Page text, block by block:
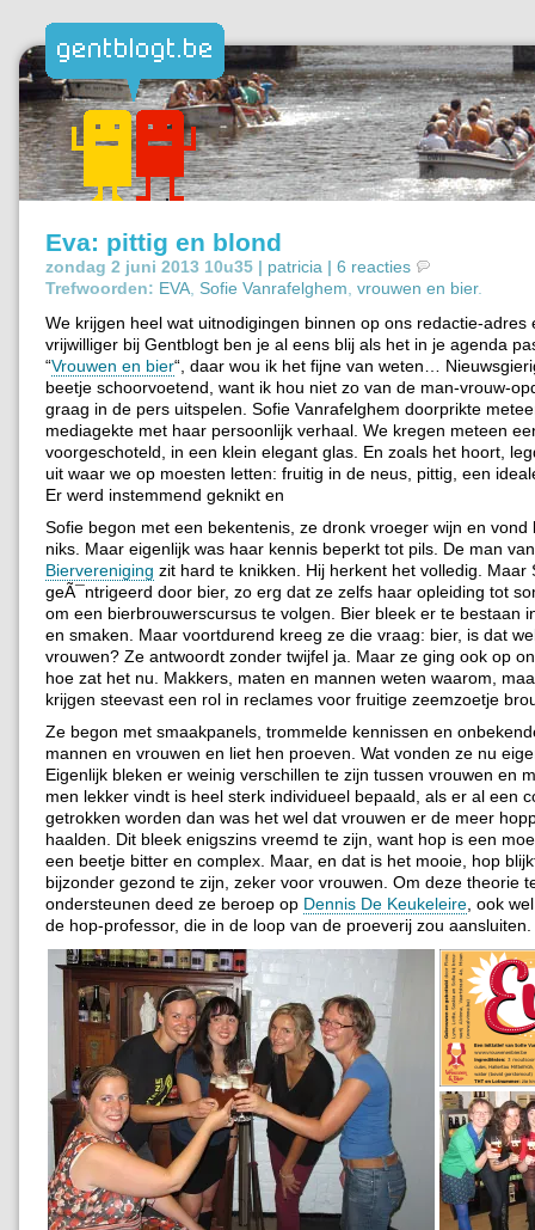
Eva: pittig en blond
zondag 2 juni 2013 10u35 | patricia | 6 reacties
Trefwoorden: EVA Sofie Vanrafelghem vrouwen en bier.
We krijgen heel wat uitnodigingen binnen op ons redactie-adres
vrijwilliger bij Gentblogt ben je al eens blij als het in je agenda
“Vrouwen en bier“, daar wou ik het fijne van weten…
beetje schoorvoetend, want ik hou niet zo van de man-vrouw-
graag in de pers uitspelen. Sofie Vanrafelghem doorprikte
mediagekte met haar persoonlijk verhaal. We kregen meteen
voorgeschoteld, in een klein elegant glas. En zoals het hoort,
uit waar we op moesten letten: fruitig in de neus, pittig, een
Er werd instemmend geknikt en
Sofie begon met een bekentenis, ze dronk vroeger wijn en vond
niks. Maar eigenlijk was haar kennis beperkt tot pils. De man
Biervereniging zit hard te knikken. Hij herkent het volledig. Maar
geÃ¯ntrigeerd door bier, zo erg dat ze zelfs haar opleiding tot
om een bierbrouwerscursus te volgen. Bier bleek er te bestaan
en smaken. Maar voortdurend kreeg ze die vraag: bier, is dat
vrouwen? Ze antwoordt zonder twijfel ja. Maar ze ging ook op
hoe zat het nu. Makkers, maten en mannen weten waarom,
krijgen steevast een rol in reclames voor fruitige zeemzoetje
Ze begon met smaakpanels, trommelde kennissen en
mannen en vrouwen en liet hen proeven. Wat vonden ze nu
Eigenlijk bleken er weinig verschillen te zijn tussen vrouwen en
men lekker vindt is heel sterk individueel bepaald, als er al een
getrokken worden dan was het wel dat vrouwen er de meer
haalden. Dit bleek enigszins vreemd te zijn, want hop is een
een beetje bitter en complex. Maar, en dat is het mooie, hop
bijzonder gezond te zijn, zeker voor vrouwen. Om deze theorie
ondersteunen deed ze beroep op Dennis De Keukeleire , ook
de hop-professor, die in de loop van de proeverij zou aansluiten.